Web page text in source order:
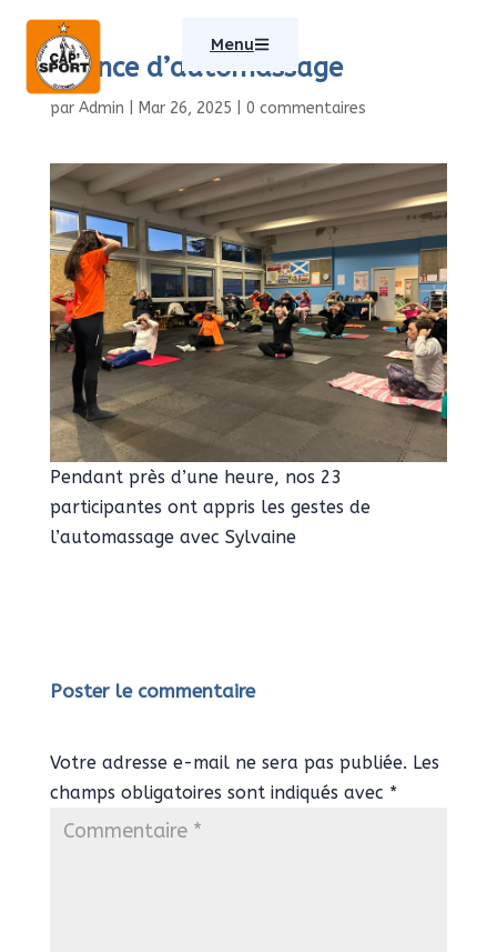
Menu
Séance d’automassage
par Admin Mar 26, 2025 0 commentaires
Pendant près d’une heure, nos 23
participantes ont appris les gestes de
l’automassage avec Sylvaine
Poster le commentaire
Votre adresse e-mail ne sera pas publiée. Les
champs obligatoires sont indiqués avec *